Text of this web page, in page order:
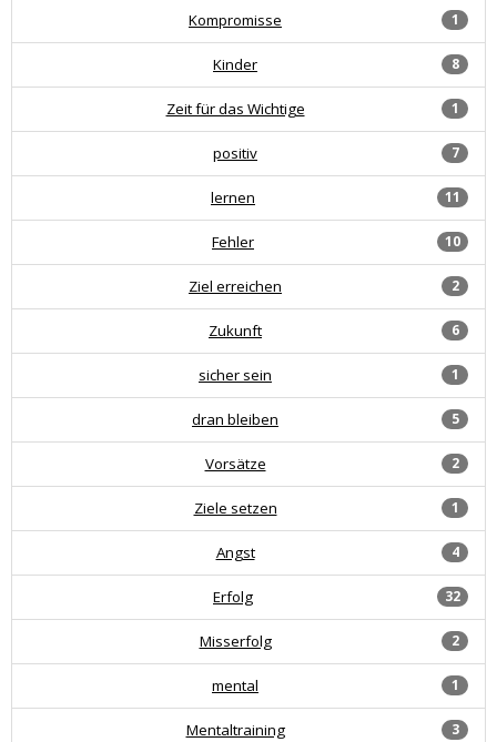
1
Kompromisse
8
Kinder
1
Zeit für das Wichtige
7
positiv
11
lernen
10
Fehler
2
Ziel erreichen
6
Zukunft
1
sicher sein
5
dran bleiben
2
Vorsätze
1
Ziele setzen
4
Angst
32
Erfolg
2
Misserfolg
1
mental
3
Mentaltraining